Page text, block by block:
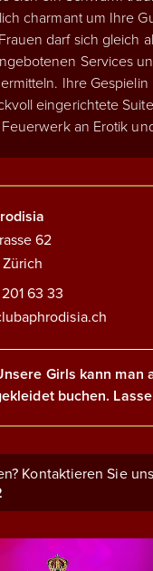
charmant um Ihre
darf sich gleich
Services
Ihre
eingerichtete
an Erotik
62
63 33
Girls kann man
buchen.
Kontaktieren Sie